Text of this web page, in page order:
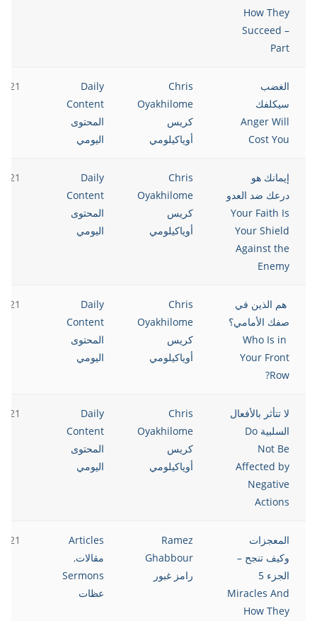
How They
Succeed –
Part
الغضب
سيكلفك
Anger Will
Cost You
Chris
Oyakhilome
كريس
أوياكيلومي
Daily
Content
المحتوى
اليومي
إيمانك هو
درعك ضد العدو
Your Faith Is
Your Shield
Against the
Enemy
Chris
Oyakhilome
كريس
أوياكيلومي
Daily
Content
المحتوى
اليومي
هم الذين في
صفك الأمامي؟
Who Is in
Your Front
Row?
Chris
Oyakhilome
كريس
أوياكيلومي
Daily
Content
المحتوى
اليومي
لا تتأثر بالأفعال
السلبية Do
Not Be
Affected by
Negative
Actions
Chris
Oyakhilome
كريس
أوياكيلومي
Daily
Content
المحتوى
اليومي
المعجزات
وكيف تنجح –
الجزء 5
Miracles And
How They
Ramez
Ghabbour
رامز غبور
Articles
مقالات,
Sermons
عظات